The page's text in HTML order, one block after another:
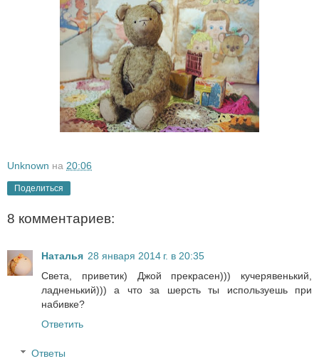
Unknown на 20:06
Поделиться
8 комментариев:
Наталья 28 января 2014 г. в 20:35
Света, приветик) Джой прекрасен))) кучерявенький,
ладненький))) а что за шерсть ты используешь при
набивке?
Ответить
Ответы